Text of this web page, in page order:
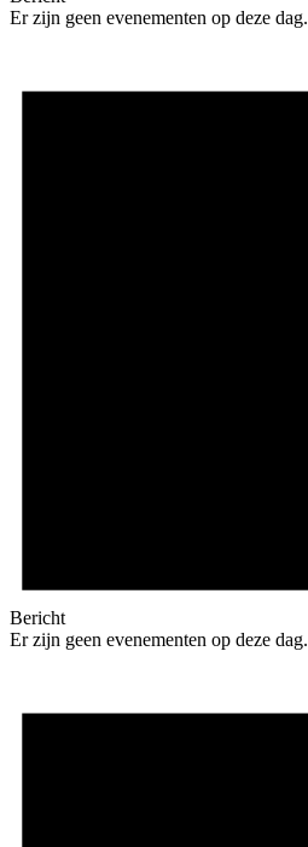
Er zijn geen evenementen op deze dag.
Bericht
Er zijn geen evenementen op deze dag.